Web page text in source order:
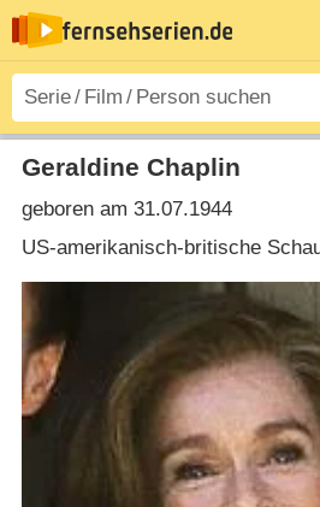
Geraldine Chaplin
geboren am 31.07.1944
US-amerikanisch-britische